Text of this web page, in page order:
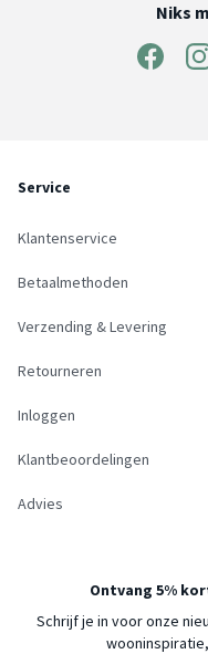
Niks
Service
Klantenservice
Betaalmethoden
Verzending & Levering
Retourneren
Inloggen
Klantbeoordelingen
Advies
Ontvang 5%
Schrijf je in voor onze